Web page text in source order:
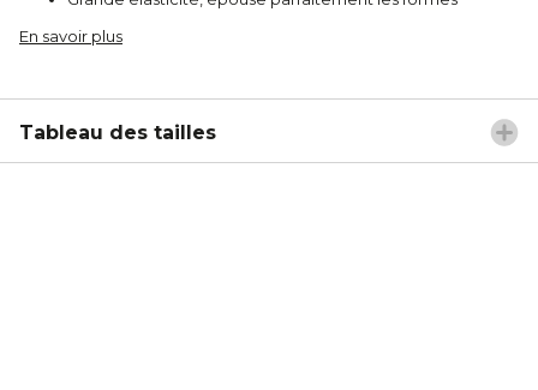
En savoir plus
Tableau des tailles